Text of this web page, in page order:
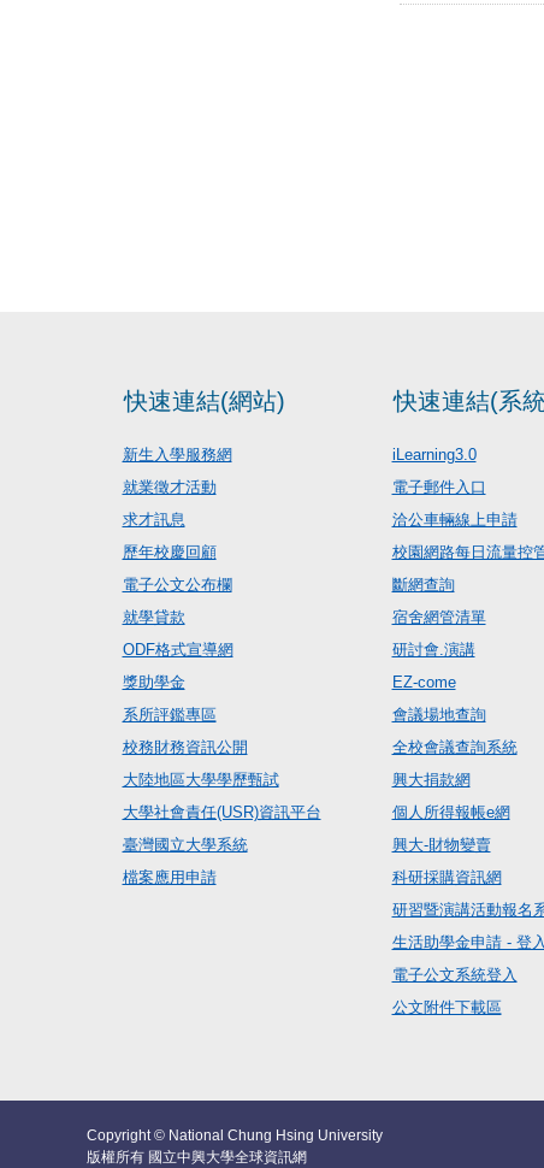
快速連結(網站)
新生入學服務網
就業徵才活動
求才訊息
歷年校慶回顧
電子公文公布欄
就學貸款
ODF格式宣導網
獎助學金
系所評鑑專區
校務財務資訊公開
大陸地區大學學歷甄試
大學社會責任(USR)資訊平台
臺灣國立大學系統
檔案應用申請
快速連結(系
iLearning3.0
電子郵件入口
洽公車輛線上申請
校園網路每日流量控
斷網查詢
宿舍網管清單
研討會.演講
EZ-come
會議場地查詢
全校會議查詢系統
興大捐款網
個人所得報帳e網
興大-財物變賣
科研採購資訊網
研習暨演講活動報名
生活助學金申請 - 登入
電子公文系統登入
公文附件下載區
Copyright © National Chung Hsing University
版權所有 國立中興大學全球資訊網